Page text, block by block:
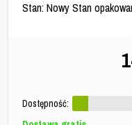
Stan: Nowy Stan
Dostępność: